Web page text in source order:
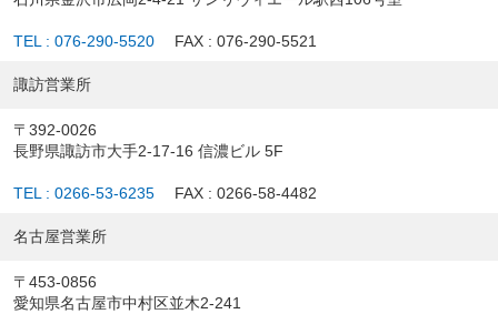
TEL : 076-290-5520 FAX : 076-290-5521
諏訪営業所
〒392-0026
長野県諏訪市大手2-17-16 信濃ビル 5F
TEL : 0266-53-6235 FAX : 0266-58-4482
名古屋営業所
〒453-0856
愛知県名古屋市中村区並木2-241